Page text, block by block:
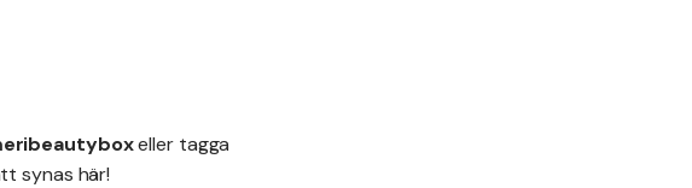
eller tagga
synas här!